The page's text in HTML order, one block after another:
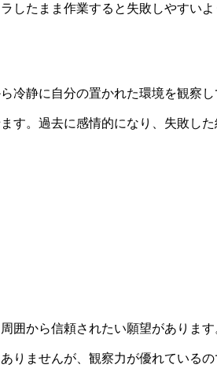
したまま作業すると失敗しやすい
冷静に自分の置かれた環境を観察
す。過去に感情的になり、失敗した
囲から信頼されたい願望がありま
りませんが、観察力が優れている